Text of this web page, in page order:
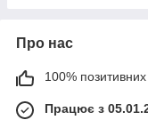
Про нас
100% позитивних
Працює з